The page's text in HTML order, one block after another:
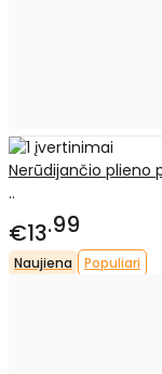
Nerūdijančio plieno
..
€13 99
Naujiena Populiari